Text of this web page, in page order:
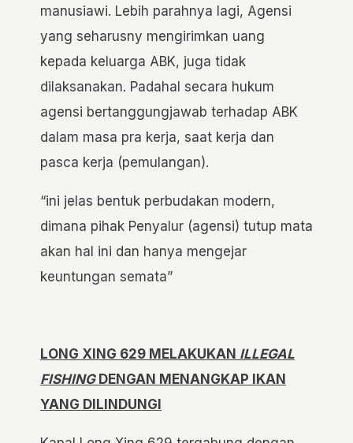
manusiawi. Lebih parahnya lagi, Agensi
yang seharusny mengirimkan uang
kepada keluarga ABK, juga tidak
dilaksanakan. Padahal secara hukum
agensi bertanggungjawab terhadap ABK
dalam masa pra kerja, saat kerja dan
pasca kerja (pemulangan).
“ini jelas bentuk perbudakan modern,
dimana pihak Penyalur (agensi) tutup mata
akan hal ini dan hanya mengejar
keuntungan semata”
LONG XING 629 MELAKUKAN ILLEGAL
FISHINGDENGAN MENANGKAP IKAN
YANG DILINDUNGI